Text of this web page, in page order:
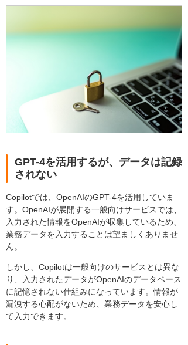
GPT-4を活用するが、データは記録
されない
Copilotでは、OpenAIのGPT-4を活用していま
す。OpenAIが展開する一般向けサービスでは、
入力された情報をOpenAIが収集しているため、
業務データを入力することは望ましくありませ
ん。
しかし、Copilotは一般向けのサービスとは異な
り、入力されたデータがOpenAIのデータベース
に記憶されない仕組みになっています。情報が
漏洩する心配がないため、業務データを安心し
て入力できます。